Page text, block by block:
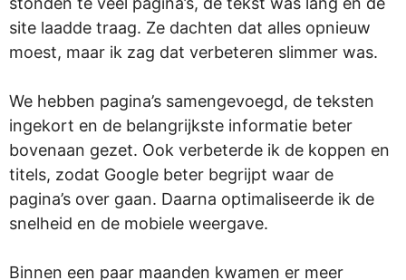
site laadde traag. Ze dachten dat alles opnieuw
moest, maar ik zag dat verbeteren slimmer was.
We hebben pagina’s samengevoegd, de teksten
ingekort en de belangrijkste informatie beter
bovenaan gezet. Ook verbeterde ik de koppen en
titels, zodat Google beter begrijpt waar de
pagina’s over gaan. Daarna optimaliseerde ik de
snelheid en de mobiele weergave.
Binnen een paar maanden kwamen er meer